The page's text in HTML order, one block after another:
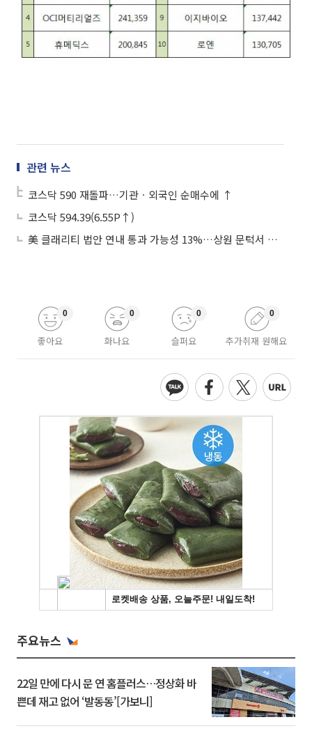
관련 뉴스
코스닥 590 재돌파…기관ㆍ외국인 순매수에 ↑
코스닥 594.39(6.55P↑)
美 클래리티 법안 연내 통과 가능성 13%…상원 문턱서 제동
좋아요
0
화나요
0
슬퍼요
0
추가취재 원해요
0
주요뉴스
22일 만에 다시 문 연 홈플러스…정상화 바
쁜데 재고 없어 ‘발동동’[가보니]